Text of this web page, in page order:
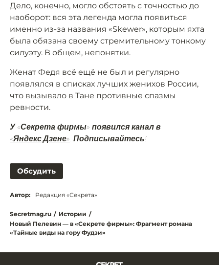
Дело, конечно, могло обстоять с точностью до
наоборот: вся эта легенда могла появиться
именно из-за названия «Skewer», которым яхта
была обязана своему стремительному тонкому
силуэту. В общем, непонятки.
Женат Федя всё ещё не был и регулярно
появлялся в списках лучших женихов России,
что вызывало в Тане противные спазмы
ревности.
У «Секрета фирмы» появился канал в
«Яндекс.Дзене» . Подписывайтесь!
Обсудить
Автор: Редакция «Секрета»
Secretmag.ru / Истории /
Новый Пелевин — в «Секрете фирмы»: Фрагмент романа
«Тайные виды на гору Фудзи»